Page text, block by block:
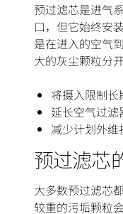
预过滤芯是进气
口，但它始终安
是在进入的空气
大的灰尘颗粒分
将摄入限制
延长空气过
减少计划外维
预过滤芯
大多数预过滤芯
较重的污垢颗粒